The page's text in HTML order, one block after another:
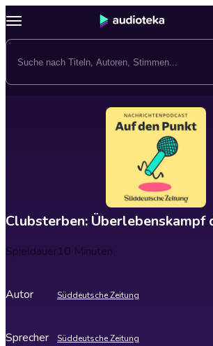
Clubsterben: Überlebenskampf
Spieldauer10 Minuten
Autor Süddeutsche Zeitung
Sprecher Süddeutsche Zeitung